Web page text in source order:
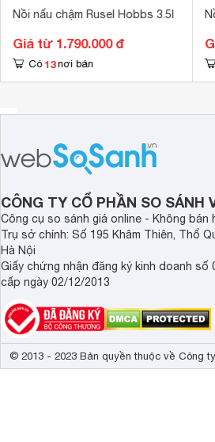
Nồi nấu chậm Rusel Hobbs 3.5l
Giá từ 1.790.000 đ
Có 13 nơi bán
CÔNG TY CỔ PHẦN SO SÁNH
Công cụ so sánh giá online - Không bán
Trụ sở chính: Số 195 Khâm Thiên, Thổ
Hà Nội
Giấy chứng nhận đăng ký kinh doanh số
cấp ngày 02/12/2013
© 2013 - 2023 Bản quyền thuộc về Công